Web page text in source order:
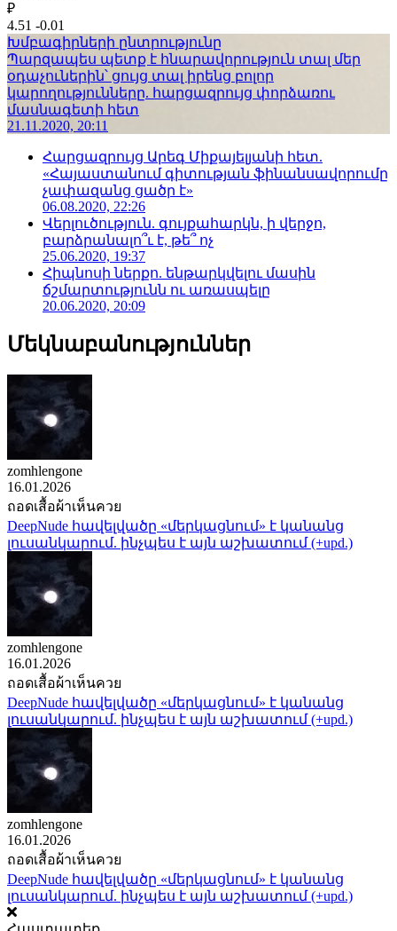
₽
4.51 -0.01
Խմբագիրների ընտրությունը
Պարզապես պետք է հնարավորություն տալ մեր
օդաչուներին՝ ցույց տալ իրենց բոլոր
կարողությունները. հարցազրույց փորձառու
մասնագետի հետ
21.11.2020, 20:11
Հարցազրույց Արեգ Միքայելյանի հետ.
«Հայաստանում գիտության ֆինանսավորումը
չափազանց ցածր է»
06.08.2020, 22:26
Վերլուծություն. գույքահարկն, ի վերջո,
բարձրանալո՞ւ է, թե՞ ոչ
25.06.2020, 19:37
Հիպնոսի ներքո. ենթարկվելու մասին
ճշմարտությունն ու առասպելը
20.06.2020, 20:09
Մեկնաբանություններ
zomhlengone
16.01.2026
ถอดเสื้อผ้าเห็นควย
DeepNude հավելվածը «մերկացնում» է կանանց
լուսանկարում. ինչպես է այն աշխատում (+upd.)
zomhlengone
16.01.2026
ถอดเสื้อผ้าเห็นควย
DeepNude հավելվածը «մերկացնում» է կանանց
լուսանկարում. ինչպես է այն աշխատում (+upd.)
zomhlengone
16.01.2026
ถอดเสื้อผ้าเห็นควย
DeepNude հավելվածը «մերկացնում» է կանանց
լուսանկարում. ինչպես է այն աշխատում (+upd.)